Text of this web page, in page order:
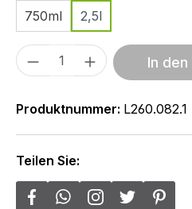
750ml
2,5l
Produkt Anzahl:In
Produktnummer: L260.082.1
Teilen Sie: